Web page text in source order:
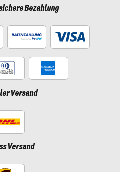
Bezahlung
Versand
Versand